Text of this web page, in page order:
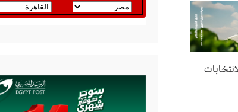
الهيئة الوطنية للانتخابات